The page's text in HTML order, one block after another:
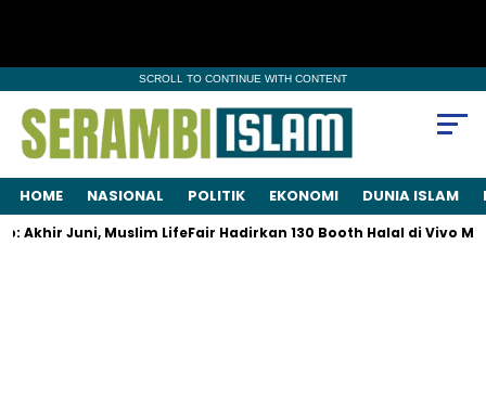
SCROLL TO CONTINUE WITH CONTENT
HOME NASIONAL POLITIK EKONOMI DUNIA ISLAM
Akhir Juni, Muslim LifeFair Hadirkan 130 Booth Halal di Vivo Mall